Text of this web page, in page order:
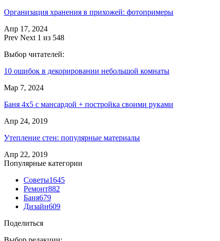
Организация хранения в прихожей: фотопримеры
Апр 17, 2024
Prev Next 1 из 548
Выбор читателей:
10 ошибок в декорировании небольшой комнаты
Мар 7, 2024
Баня 4х5 с мансардой + постройка своими руками
Апр 24, 2019
Утепление стен: популярные материалы
Апр 22, 2019
Популярные категории
Советы1645
Ремонт882
Баня679
Дизайн609
Поделиться